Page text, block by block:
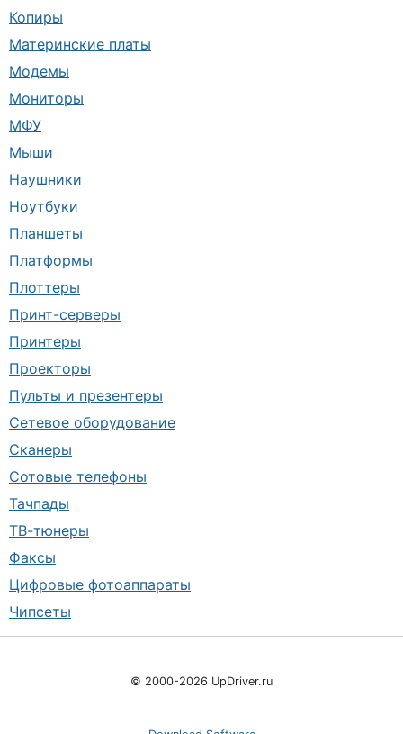
Копиры
Материнские платы
Модемы
Мониторы
МФУ
Мыши
Наушники
Ноутбуки
Планшеты
Платформы
Плоттеры
Принт-серверы
Принтеры
Проекторы
Пульты и презентеры
Сетевое оборудование
Сканеры
Сотовые телефоны
Тачпады
ТВ-тюнеры
Факсы
Цифровые фотоаппараты
Чипсеты
© 2000-2026 UpDriver.ru